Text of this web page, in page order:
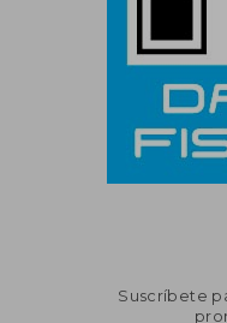
Suscríbete